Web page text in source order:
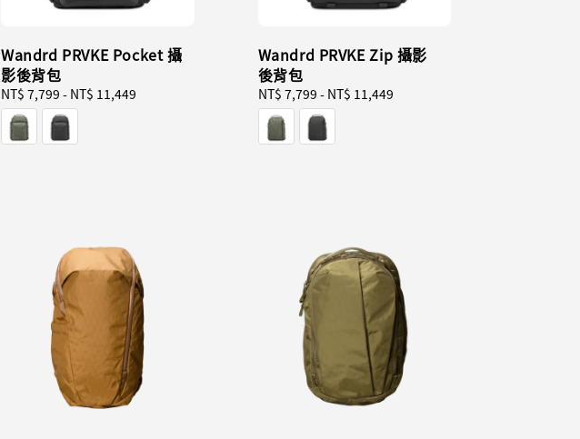
Wandrd PRVKE Pocket 攝
影後背包
Regular
price
NT$ 7,799 - NT$ 11,449
Wandrd PRVKE Zip 攝影
後背包
Regular
price
NT$ 7,799 - NT$ 11,449